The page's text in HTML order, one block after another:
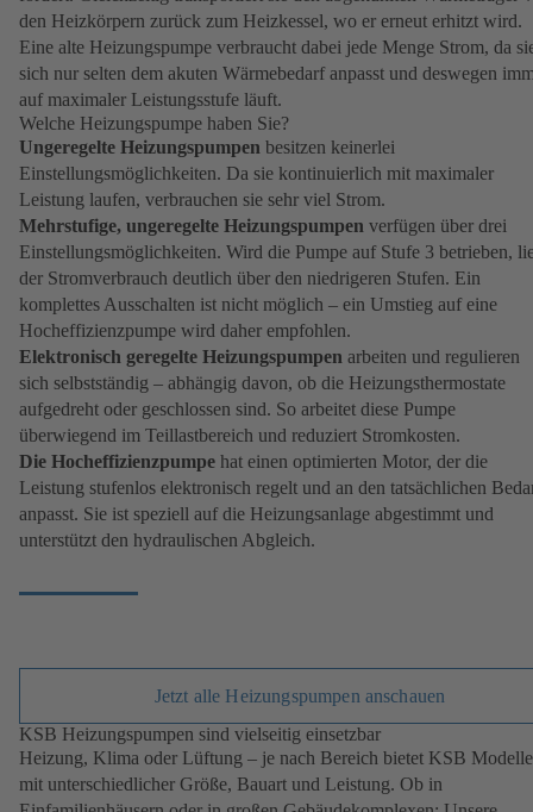
den Heizkörpern zurück zum Heizkessel, wo er erneut erhitzt wird.
Eine alte Heizungspumpe verbraucht dabei jede Menge Strom, da
sich nur selten dem akuten Wärmebedarf anpasst und deswegen
auf maximaler Leistungsstufe läuft.
Welche Heizungspumpe haben Sie?
Ungeregelte Heizungspumpen besitzen keinerlei
Einstellungsmöglichkeiten. Da sie kontinuierlich mit maximaler
Leistung laufen, verbrauchen sie sehr viel Strom.
Mehrstufige, ungeregelte Heizungspumpen verfügen über drei
Einstellungsmöglichkeiten. Wird die Pumpe auf Stufe 3 betrieben,
der Stromverbrauch deutlich über den niedrigeren Stufen. Ein
komplettes Ausschalten ist nicht möglich – ein Umstieg auf eine
Hocheffizienzpumpe wird daher empfohlen.
Elektronisch geregelte Heizungspumpen arbeiten und regulieren
sich selbstständig – abhängig davon, ob die Heizungsthermostate
aufgedreht oder geschlossen sind. So arbeitet diese Pumpe
überwiegend im Teillastbereich und reduziert Stromkosten.
Die Hocheffizienzpumpe hat einen optimierten Motor, der die
Leistung stufenlos elektronisch regelt und an den tatsächlichen
anpasst. Sie ist speziell auf die Heizungsanlage abgestimmt und
unterstützt den hydraulischen Abgleich.
Jetzt alle Heizungspumpen anschauen
KSB Heizungspumpen sind vielseitig einsetzbar
Heizung, Klima oder Lüftung – je nach Bereich bietet KSB Modelle
mit unterschiedlicher Größe, Bauart und Leistung. Ob in